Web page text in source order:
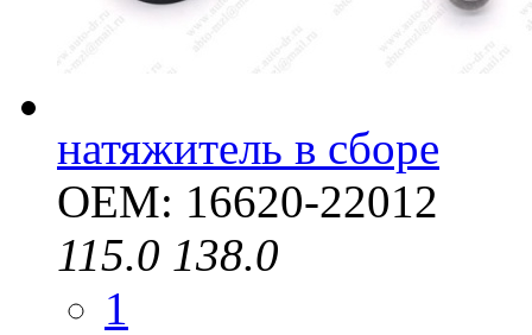
натяжитель в сборе
OEM: 16620-22012
115.0 138.0
1